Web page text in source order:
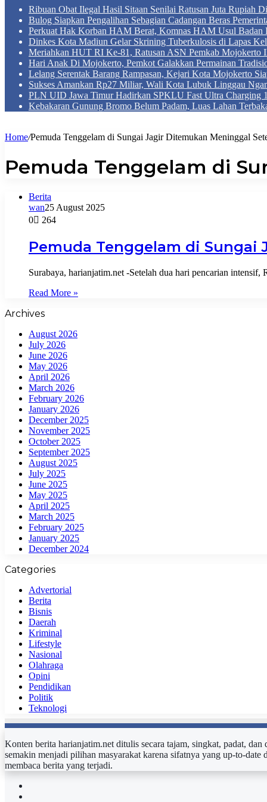
Ribuan Obat Ilegal Hasil Sitaan Senilai Ratusan Juta Rupiah
Bulog Siapkan Pengalihan Sebagian Cadangan Beras
Perkuat Hak Korban HAM Berat, Komnas HAM Usul Badan
Dinkes Kota Madiun Gelar Skrining Tuberkulosis di Lapas
Meriahkan HUT RI Ke-81, Ratusan ASN Pemkab Mojokerto
Hari Anak Di Mojokerto, Pemkot Galakkan Permainan
Lelang Serentak Barang Rampasan, Kejari Kota Mojokerto
Sukses Amankan Rp27 Miliar, Wali Kota Lubuk Linggau
PLN UID Jawa Timur Hadirkan SPKLU Fast Ultra Charging
Kebakaran Gunung Bromo Belum Padam, Luas Lahan
Home/Pemuda Tenggelam di Sungai Jagir Ditemukan Meninggal
Pemuda Tenggelam di
Berita
wan25 August 2025
0
264
Pemuda Tenggelam di Sungai
Surabaya, harianjatim.net -​Setelah dua hari pencarian
Read More »
Archives
August 2026
July 2026
June 2026
May 2026
April 2026
March 2026
February 2026
January 2026
December 2025
November 2025
October 2025
September 2025
August 2025
July 2025
June 2025
May 2025
April 2025
March 2025
February 2025
January 2025
December 2024
Categories
Advertorial
Berita
Bisnis
Daerah
Kriminal
Lifestyle
Nasional
Olahraga
Opini
Pendidikan
Politik
Teknologi
Konten berita harianjatim.net ditulis secara tajam, singkat, padat,
semakin menjadi pilihan masyarakat karena sifatnya yang up-to-
membaca berita yang terjadi.